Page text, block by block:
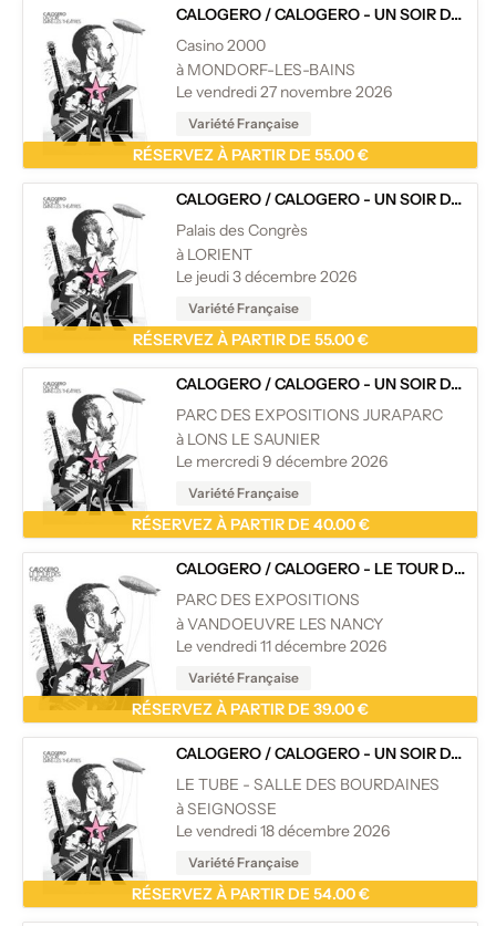
CALOGERO /CALOGERO - UN SOIR DANS LES THÉÂTRES
Casino 2000
à MONDORF-LES-BAINS
Le vendredi 27 novembre 2026
Variété Française
RÉSERVEZ À PARTIR DE 55.00 €
CALOGERO /CALOGERO - UN SOIR DANS LES THÉÂTRES
Palais des Congrès
à LORIENT
Le jeudi 3 décembre 2026
Variété Française
RÉSERVEZ À PARTIR DE 55.00 €
CALOGERO /CALOGERO - UN SOIR DANS LES THÉÂTRES
PARC DES EXPOSITIONS JURAPARC
à LONS LE SAUNIER
Le mercredi 9 décembre 2026
Variété Française
RÉSERVEZ À PARTIR DE 40.00 €
CALOGERO /CALOGERO - LE TOUR DES THÉÂTRES
PARC DES EXPOSITIONS
à VANDOEUVRE LES NANCY
Le vendredi 11 décembre 2026
Variété Française
RÉSERVEZ À PARTIR DE 39.00 €
CALOGERO /CALOGERO - UN SOIR DANS LES THÉÂTRES
LE TUBE - SALLE DES BOURDAINES
à SEIGNOSSE
Le vendredi 18 décembre 2026
Variété Française
RÉSERVEZ À PARTIR DE 54.00 €